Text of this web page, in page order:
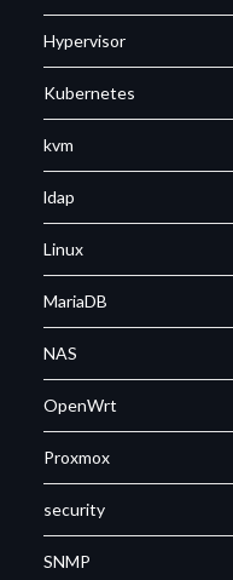
Hypervisor
Kubernetes
kvm
ldap
Linux
MariaDB
NAS
OpenWrt
Proxmox
security
SNMP